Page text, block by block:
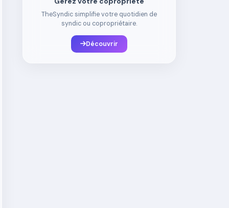
TheSyndic simplifie votre quotidien de
syndic ou copropriétaire.
Découvrir